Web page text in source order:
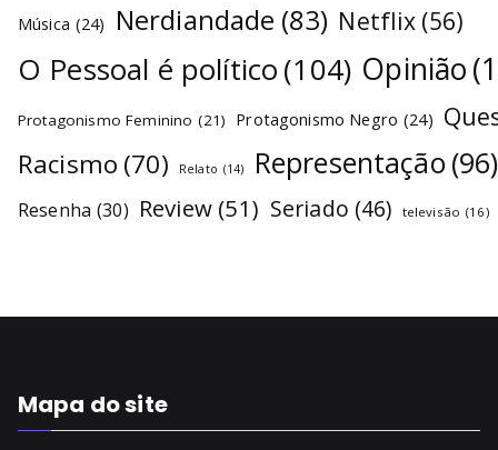
Música (24) Nerdiandade (83) Netflix (56)
O Pessoal é político(104) Opinião
Protagonismo Feminino (21) Protagonismo Negro (24)
Racismo (70) Relato (14) Representação (96)
Resenha (30) Review (51) Seriado (46) televisão (16)
Mapa do site